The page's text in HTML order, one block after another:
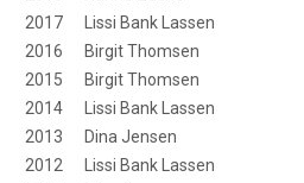
2017
Lissi Bank Lassen
2016
Birgit Thomsen
2015
Birgit Thomsen
2014
Lissi Bank Lassen
2013
Dina Jensen
2012
Lissi Bank Lassen